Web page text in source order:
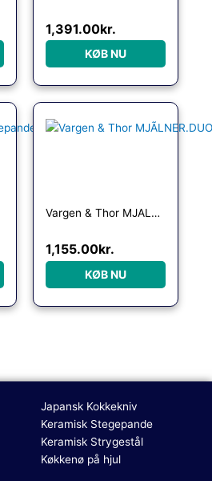
1,391.00kr.
KØB NU
var: 1,299.95kr..
pris er: 849.95kr..
Vargen & Thor MJÃLNER.DUO stegepander 22 cm + 28 cm
1,155.00kr.
KØB NU
Japansk Kokkekniv
Keramisk Stegepande
Keramisk Strygestål
Køkkenø på hjul